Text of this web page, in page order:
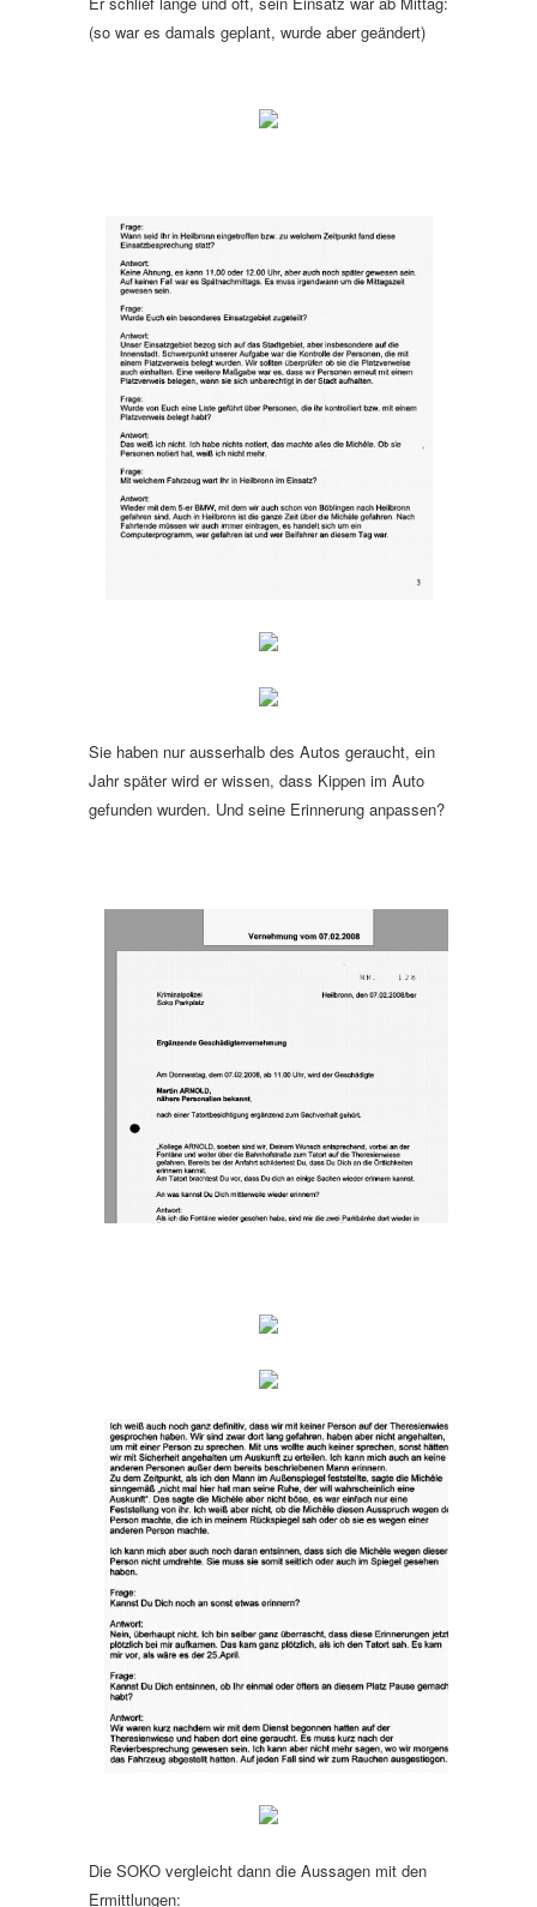
(so war es damals geplant, wurde aber geändert)
Sie haben nur ausserhalb des Autos geraucht, ein
Jahr später wird er wissen, dass Kippen im Auto
gefunden wurden. Und seine Erinnerung anpassen?
Die SOKO vergleicht dann die Aussagen mit den
Ermittlungen: